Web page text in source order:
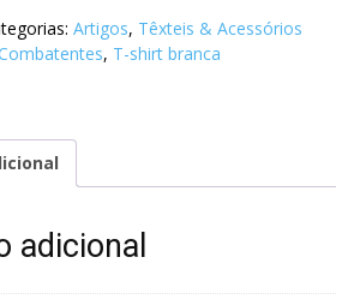
Artigos, Têxteis & Acessórios
, T-shirt branca
adicional